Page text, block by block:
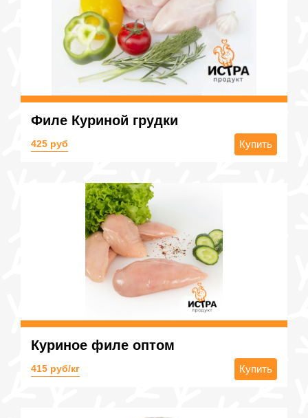
Филе Куриной грудки
425 руб Купить
Куриное филе оптом
415 руб/кг Купить